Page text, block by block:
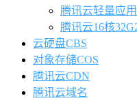
腾讯云轻量应
腾讯云16核
云硬盘CBS
对象存储COS
腾讯云CDN
腾讯云域名